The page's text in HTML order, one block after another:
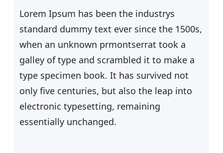
Lorem Ipsum has been the industrys
standard dummy text ever since the 1500s,
when an unknown prmontserrat took a
galley of type and scrambled it to make a
type specimen book. It has survived not
only five centuries, but also the leap into
electronic typesetting, remaining
essentially unchanged.